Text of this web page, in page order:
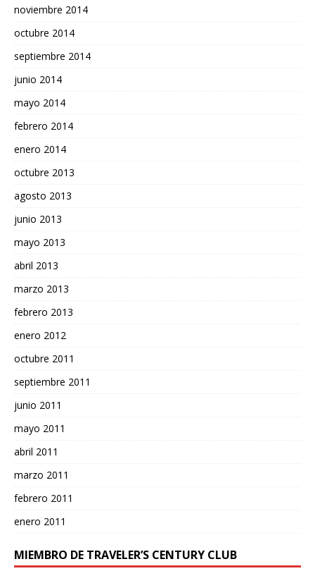
noviembre 2014
octubre 2014
septiembre 2014
junio 2014
mayo 2014
febrero 2014
enero 2014
octubre 2013
agosto 2013
junio 2013
mayo 2013
abril 2013
marzo 2013
febrero 2013
enero 2012
octubre 2011
septiembre 2011
junio 2011
mayo 2011
abril 2011
marzo 2011
febrero 2011
enero 2011
MIEMBRO DE TRAVELER’S CENTURY CLUB